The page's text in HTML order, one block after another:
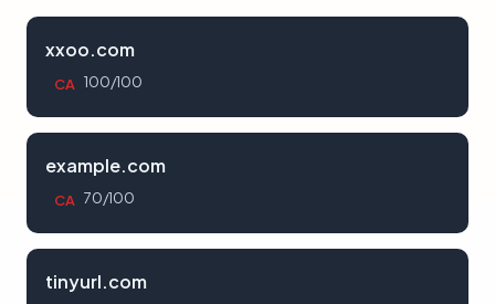
xxoo.com
CA 100/100
example.com
CA 70/100
tinyurl.com